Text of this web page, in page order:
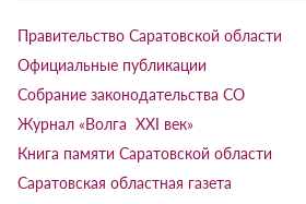
Правительство Саратовской области
Официальные публикации
Собрание законодательства СО
Журнал «Волга XXI век»
Книга памяти Саратовской области
Саратовская областная газета